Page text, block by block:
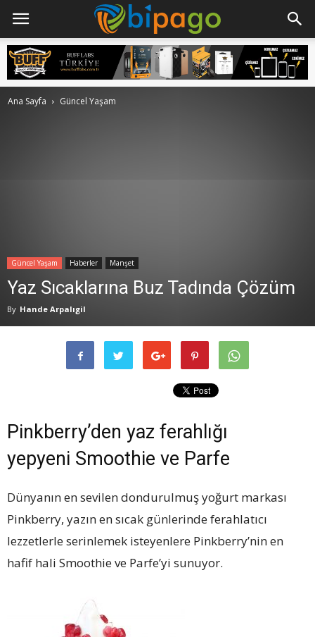
Ana Sayfa Güncel Yaşam
Güncel Yaşam Haberler Manşet
Yaz Sıcaklarına Buz Tadında Çözüm
By Hande Arpalıgil
Pinkberry’den yaz ferahlığı
yepyeni Smoothie ve Parfe
Dünyanın en sevilen dondurulmuş yoğurt markası
Pinkberry, yazın en sıcak günlerinde ferahlatıcı
lezzetlerle serinlemek isteyenlere Pinkberry’nin en
hafif hali Smoothie ve Parfe’yi sunuyor.